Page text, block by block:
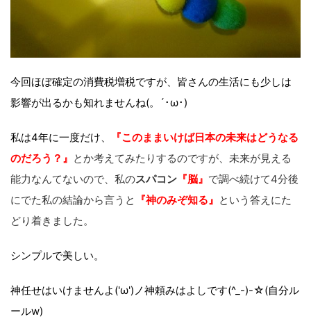
今回ほぼ確定の消費税増税ですが、皆さんの生活にも少しは
影響が出るかも知れませんね(。´･ω･)
私は4年に一度だけ、
『このままいけば日本の未来はどうなる
のだろう？』 とか考えてみたりするのですが、未来が見える
能力なんてないので、私のスパコン 『脳』 で調べ続けて4分後
にでた私の結論から言うと
『神のみぞ知る』 という答えにた
どり着きました。
シンプルで美しい。
神任せはいけませんよ('ω')ノ神頼みはよしです(^_-)-☆(自分ル
ールw)